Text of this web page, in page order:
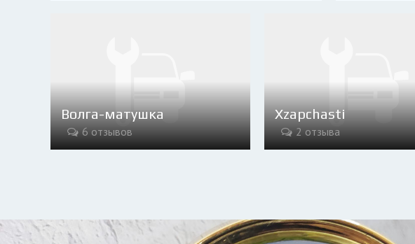
Волга-матушка
6 отзывов
Xzapchasti
2 отзыва